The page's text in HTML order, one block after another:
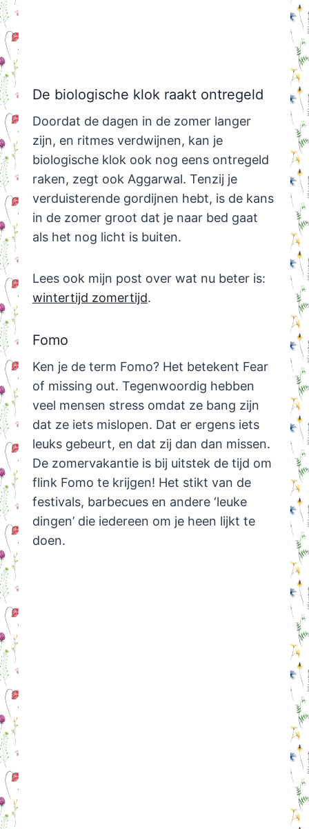
De biologische klok raakt ontregeld
Doordat de dagen in de zomer langer
zijn, en ritmes verdwijnen, kan je
biologische klok ook nog eens ontregeld
raken, zegt ook Aggarwal. Tenzij je
verduisterende gordijnen hebt, is de kans
in de zomer groot dat je naar bed gaat
als het nog licht is buiten.
Lees ook mijn post over wat nu beter is:
wintertijd zomertijd.
Fomo
Ken je de term Fomo? Het betekent Fear
of missing out. Tegenwoordig hebben
veel mensen stress omdat ze bang zijn
dat ze iets mislopen. Dat er ergens iets
leuks gebeurt, en dat zij dan dan missen.
De zomervakantie is bij uitstek de tijd om
flink Fomo te krijgen! Het stikt van de
festivals, barbecues en andere ‘leuke
dingen’ die iedereen om je heen lijkt te
doen.